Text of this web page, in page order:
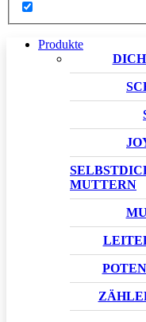
Produkte
MUTTERN